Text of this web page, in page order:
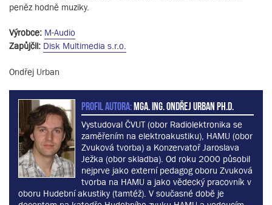
peněz hodně muziky.
Výrobce: M-Audio
Zapůjčil: Disk Multimedia s.r.o.
Ondřej Urban
PROFIL AUTORA:MgA. Ing. Ondřej Urban Ph.D.
Vystudoval ČVUT (obor Radiolektronika se
zaměřením na elektroakustiku), HAMU (obor
Zvuková tvorba) a Konzervatoř Jaroslava
Ježka (obor skladba). Od roku 2000 působil
nejprve jako externí pedagog oboru Zvuková
tvorba na HAMU a jako vědecký pracovník v
oboru Hudební akustiky (tamtéž). V současné době je